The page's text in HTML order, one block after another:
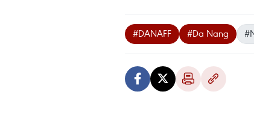
#DANAFF #Da Nang